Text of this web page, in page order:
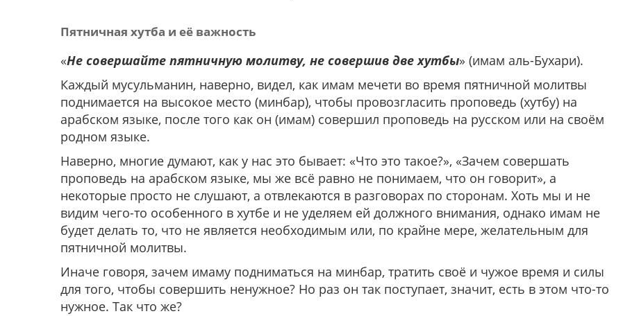
Пятничная хутба и её важность
«Не совершайте пятничную молитву, не совершив две хутбы» (имам аль-Бухари).
Каждый мусульманин, наверно, видел, как имам мечети во время пятничной молитвы
поднимается на высокое место (минбар), чтобы провозгласить проповедь (хутбу) на
арабском языке, после того как он (имам) совершил проповедь на русском или на своём
родном языке.
Наверно, многие думают, как у нас это бывает: «Что это такое?», «Зачем совершать
проповедь на арабском языке, мы же всё равно не понимаем, что он говорит», а
некоторые просто не слушают, а отвлекаются в разговорах по сторонам. Хоть мы и не
видим чего-то особенного в хутбе и не уделяем ей должного внимания, однако имам не
будет делать то, что не является необходимым или, по крайне мере, желательным для
пятничной молитвы.
Иначе говоря, зачем имаму подниматься на минбар, тратить своё и чужое время и силы
для того, чтобы совершить ненужное? Но раз он так поступает, значит, есть в этом что-то
нужное. Так что же?